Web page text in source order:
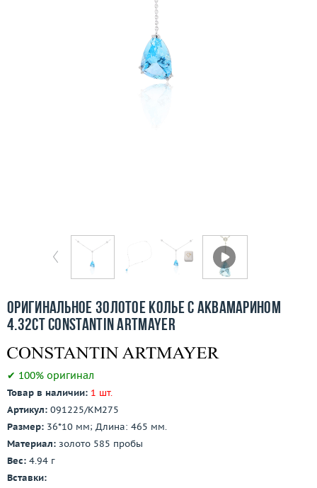
Оригинальное золотое колье с аквамарином
4.32ct Constantin Artmayer
✔ 100% оригинал
Товар в наличии: 1 шт.
Артикул: 091225/КМ275
Размер: 36*10 мм; Длина: 465 мм.
Материал: золото 585 пробы
Вес: 4.94 г
Вставки: